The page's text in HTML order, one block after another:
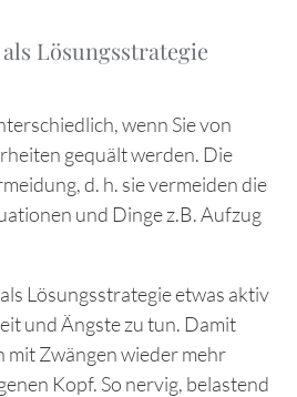
Lösungsstrategie
wenn Sie von
gequält werden. Die
d. h. sie vermeiden die
und Dinge z.B. Aufzug
Lösungsstrategie etwas aktiv
und Ängste zu tun. Damit
mit Zwängen wieder mehr
Kopf. So nervig, belastend